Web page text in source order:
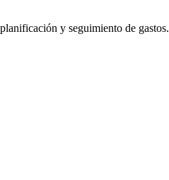
y seguimiento de gastos.